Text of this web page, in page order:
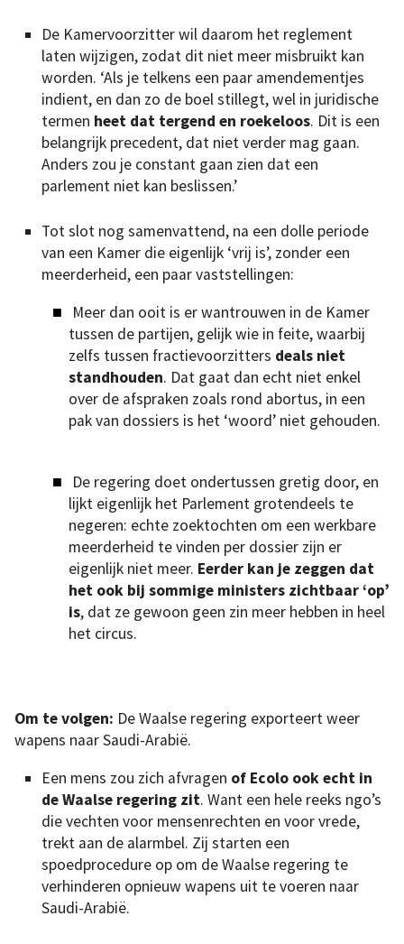
De Kamervoorzitter wil daarom het reglement
laten wijzigen, zodat dit niet meer misbruikt kan
worden. ‘Als je telkens een paar amendementjes
indient, en dan zo de boel stillegt, wel in juridische
termen heet dat tergend en roekeloos. Dit is een
belangrijk precedent, dat niet verder mag gaan.
Anders zou je constant gaan zien dat een
parlement niet kan beslissen.’
Tot slot nog samenvattend, na een dolle periode
van een Kamer die eigenlijk ‘vrij is’, zonder een
meerderheid, een paar vaststellingen:
Meer dan ooit is er wantrouwen in de Kamer
tussen de partijen, gelijk wie in feite, waarbij
zelfs tussen fractievoorzitters deals niet
standhouden. Dat gaat dan echt niet enkel
over de afspraken zoals rond abortus, in een
pak van dossiers is het ‘woord’ niet gehouden.
De regering doet ondertussen gretig door, en
lijkt eigenlijk het Parlement grotendeels te
negeren: echte zoektochten om een werkbare
meerderheid te vinden per dossier zijn er
eigenlijk niet meer. Eerder kan je zeggen dat
het ook bij sommige ministers zichtbaar ‘op’
is, dat ze gewoon geen zin meer hebben in heel
het circus.
Om te volgen: De Waalse regering exporteert weer
wapens naar Saudi-Arabië.
Een mens zou zich afvragen of Ecolo ook echt in
de Waalse regering zit. Want een hele reeks ngo’s
die vechten voor mensenrechten en voor vrede,
trekt aan de alarmbel. Zij starten een
spoedprocedure op om de Waalse regering te
verhinderen opnieuw wapens uit te voeren naar
Saudi-Arabië.